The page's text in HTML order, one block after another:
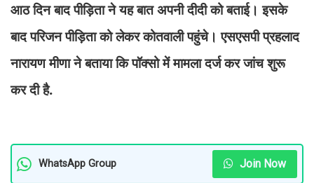
आठ दिन बाद पीड़िता ने यह बात अपनी दीदी को बताई। इसके
बाद परिजन पीड़िता को लेकर कोतवाली पहुंचे। एसएसपी प्रहलाद
नारायण मीणा ने बताया कि पॉक्सो में मामला दर्ज कर जांच शुरू
कर दी है.
WhatsApp Group Join Now